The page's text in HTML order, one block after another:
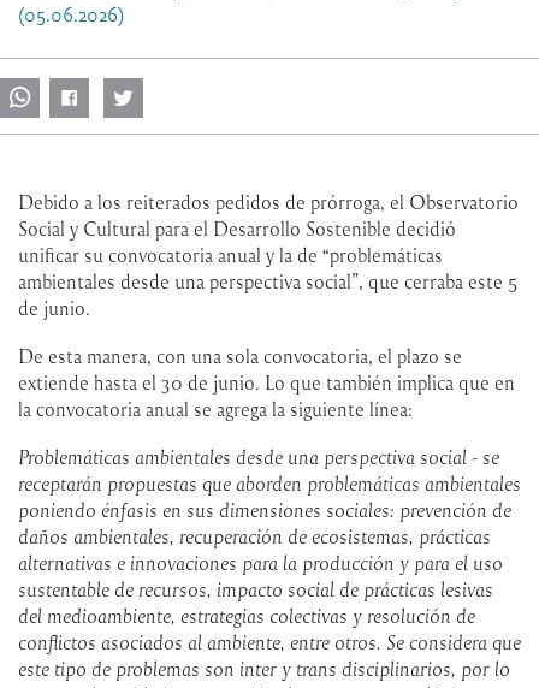
(05.06.2026)
Debido a los reiterados pedidos de prórroga, el Observatorio
Social y Cultural para el Desarrollo Sostenible decidió
unificar su convocatoria anual y la de “problemáticas
ambientales desde una perspectiva social”, que cerraba este 5
de junio.
De esta manera, con una sola convocatoria, el plazo se
extiende hasta el 30 de junio. Lo que también implica que en
la convocatoria anual se agrega la siguiente línea:
Problemáticas ambientales desde una perspectiva social - se
receptarán propuestas que aborden problemáticas ambientales
poniendo énfasis en sus dimensiones sociales: prevención de
daños ambientales, recuperación de ecosistemas, prácticas
alternativas e innovaciones para la producción y para el uso
sustentable de recursos, impacto social de prácticas lesivas
del medioambiente, estrategias colectivas y resolución de
conflictos asociados al ambiente, entre otros. Se considera que
este tipo de problemas son inter y trans disciplinarios, por lo